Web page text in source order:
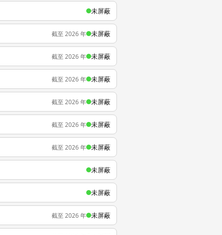
未屏蔽
截至 2026 年 未屏蔽
截至 2026 年 未屏蔽
截至 2026 年 未屏蔽
截至 2026 年 未屏蔽
截至 2026 年 未屏蔽
截至 2026 年 未屏蔽
未屏蔽
未屏蔽
截至 2026 年 未屏蔽